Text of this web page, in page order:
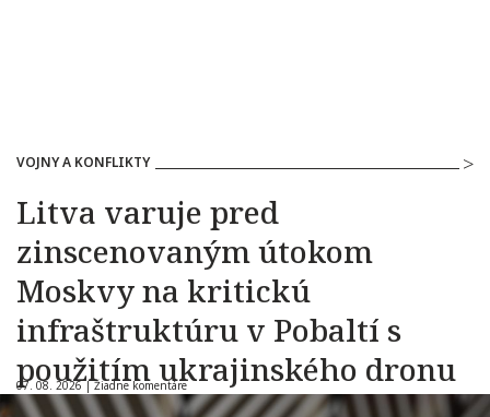
VOJNY A KONFLIKTY
Litva varuje pred
zinscenovaným útokom
Moskvy na kritickú
infraštruktúru v Pobaltí s
použitím ukrajinského dronu
07. 08. 2026 |Žiadne komentáre